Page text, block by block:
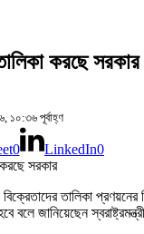
করছে সরকার
১০:৩৬ পূর্বাহ্ণ
0 LinkedIn0
তালিকা
বলে জানিয়েছেন